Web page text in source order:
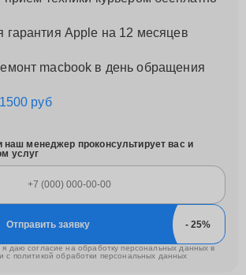
гарантия Apple на 12 месяцев
macbook в день обращения
руб
наш менеджер проконсультирует вас и
услуг
Отправить заявку
я даю согласие на обработку персональных данных в
с политикой обработки персональных данных